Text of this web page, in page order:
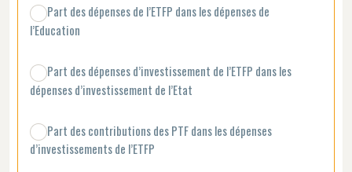
Part des dépenses de l’ETFP dans les dépenses de
l’Education
Part des dépenses d’investissement de l’ETFP dans les
dépenses d’investissement de l’Etat
Part des contributions des PTF dans les dépenses
d’investissements de l’ETFP